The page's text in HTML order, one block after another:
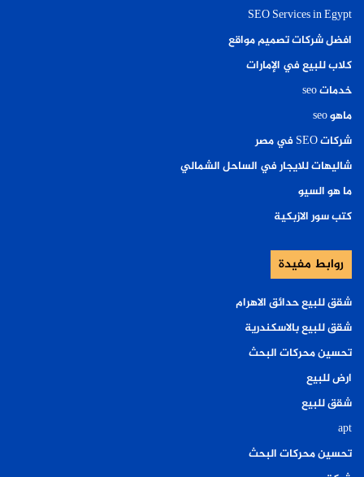
SEO Services in Egypt
افضل شركات تصميم مواقع
كلاب للبيع في الإمارات
خدمات seo
ماهو seo
شركات SEO في مصر
شاليهات للايجار في الساحل الشمالي
ما هو السيو
كتب سور الازبكية
روابط مفيدة
شقق للبيع حدائق الاهرام
شقق للبيع بالاسكندرية
تحسين محركات البحث
ارض للبيع
شقق للبيع
apt
تحسين محركات البحث